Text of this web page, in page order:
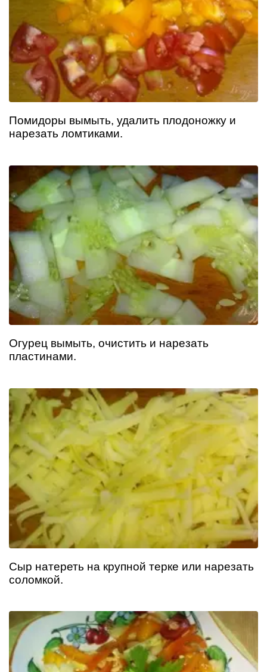
Помидоры вымыть, удалить плодоножку и
нарезать ломтиками.
Огурец вымыть, очистить и нарезать
пластинами.
Сыр натереть на крупной терке или нарезать
соломкой.